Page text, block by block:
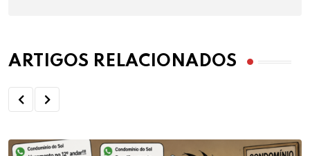
ARTIGOS RELACIONADOS